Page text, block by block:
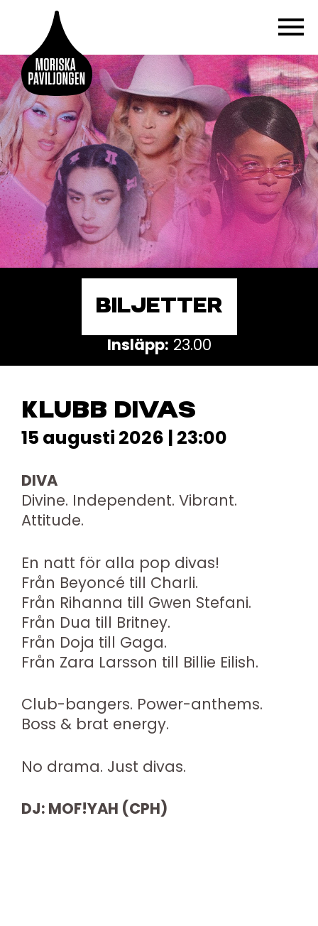
BILJETTER
Insläpp: 23.00
KLUBB DIVAS
15 augusti 2026 | 23:00
DIVA
Divine. Independent. Vibrant.
Attitude.
En natt för alla pop divas!
Från Beyoncé till Charli.
Från Rihanna till Gwen Stefani.
Från Dua till Britney.
Från Doja till Gaga.
Från Zara Larsson till Billie Eilish.
Club-bangers. Power-anthems.
Boss & brat energy.
No drama. Just divas.
DJ: MOF!YAH (CPH)